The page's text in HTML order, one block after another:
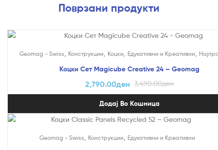
Поврзани продукти
Geomag - Swiss Конструкции Коцки Едукативни и Креативни
Коцки Сет Magicube Creative 24 – Geomag
3,490.00ден
2,790.00ден
Додај Во Кошница
Geomag - Swiss Конструкции Едукативни и Креативни